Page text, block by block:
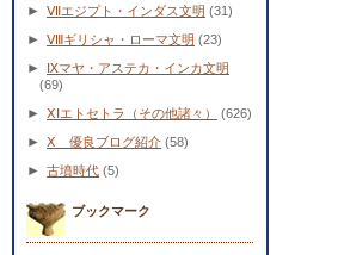
► Ⅶエジプト・インダス文明 (31)
► Ⅷギリシャ・ローマ文明 (23)
►
Ⅸマヤ・アステカ・インカ文明
(69)
► ⅩⅠエトセトラ（その他諸々） (626)
► Ⅹ 優良ブログ紹介 (58)
► 古墳時代 (5)
ブックマーク